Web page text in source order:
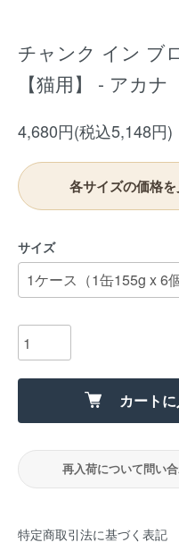
チャンク イン ブ
【猫用】 - アカナ
4,680円(税込5,148円)
各サイズの価格
サイズ
カート
再入荷について問い
特定商取引法に基づく表記